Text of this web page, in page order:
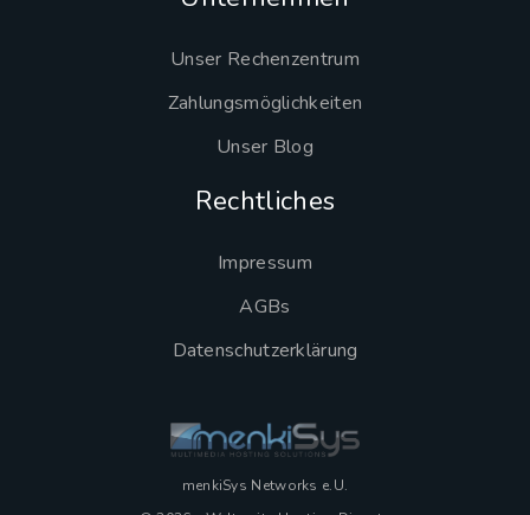
Unser Rechenzentrum
Zahlungsmöglichkeiten
Unser Blog
Rechtliches
Impressum
AGBs
Datenschutzerklärung
menkiSys Networks e.U.